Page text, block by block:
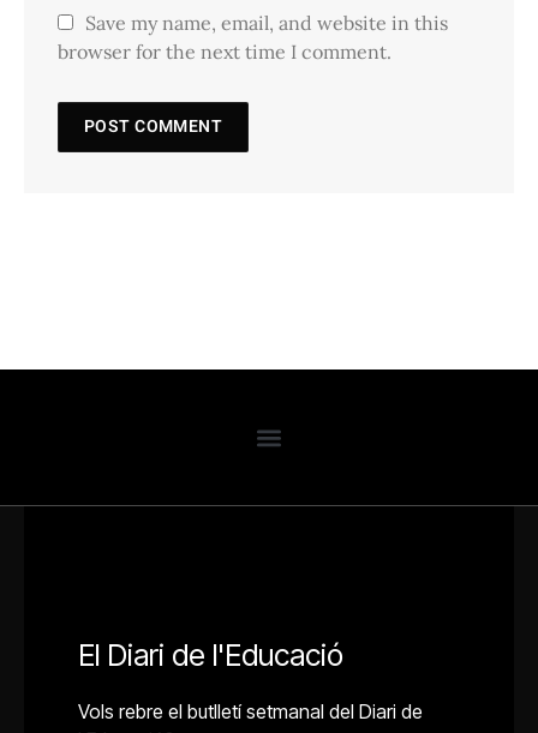
Save my name, email, and website in this
browser for the next time I comment.